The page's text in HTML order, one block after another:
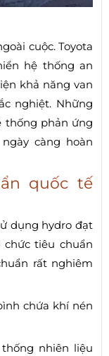
cuộc. Toyota
hệ thống an
khả năng van
nghiệt. Những
thống phản ứng
càng hoàn
quốc tế
dụng hydro đạt
tiêu chuẩn
rất nghiêm
chứa khí nén
nhiên liệu